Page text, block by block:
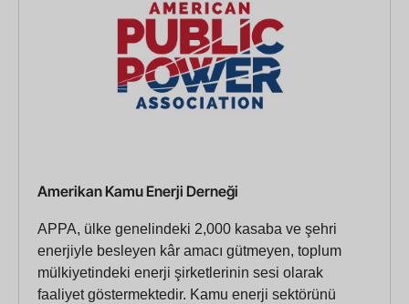
Amerikan Kamu Enerji Derneği
APPA, ülke genelindeki 2,000 kasaba ve şehri
enerjiyle besleyen kâr amacı gütmeyen, toplum
mülkiyetindeki enerji şirketlerinin sesi olarak
faaliyet göstermektedir. Kamu enerji sektörünü